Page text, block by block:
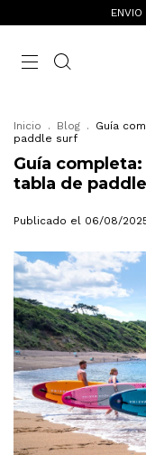
Inicio . Blog .
Guía
paddle surf
Guía
tabla de
Publicado el 06/08/